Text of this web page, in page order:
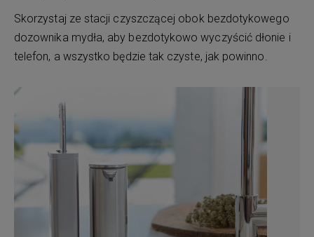
Skorzystaj ze stacji czyszczącej obok bezdotykowego
dozownika mydła, aby bezdotykowo wyczyścić dłonie i
telefon, a wszystko będzie tak czyste, jak powinno.